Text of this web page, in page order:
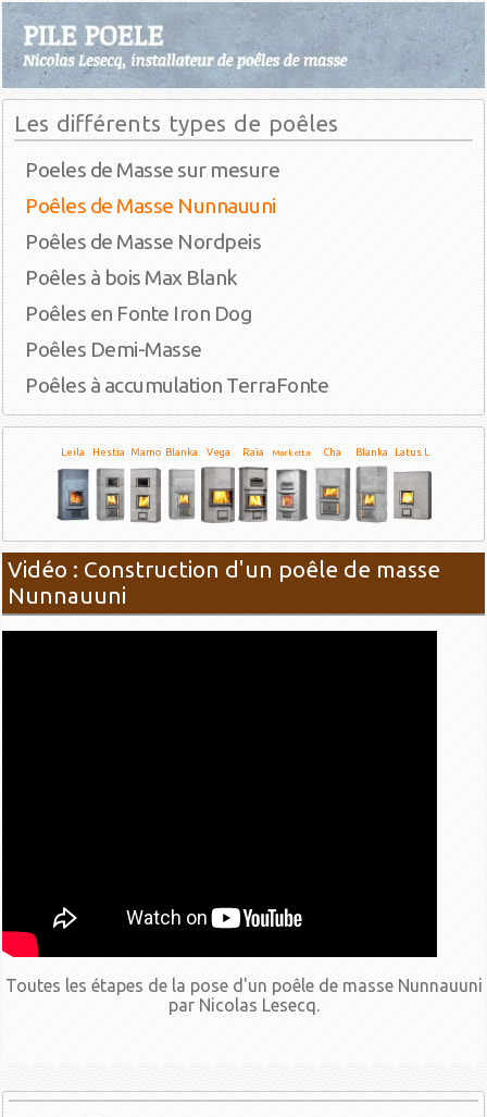
Les différents types de poêles
Poeles de Masse sur mesure
Poêles de Masse Nunnauuni
Poêles de Masse Nordpeis
Poêles à bois Max Blank
Poêles en Fonte Iron Dog
Poêles Demi-Masse
Poêles à accumulation TerraFonte
Leila Hestia Mamo Blanka Vega Raïa Marketta Cha Blanka Latus L
Vidéo : Construction d'un poêle de masse
Nunnauuni
Toutes les étapes de la pose d'un poêle de masse Nunnauuni
par Nicolas Lesecq.